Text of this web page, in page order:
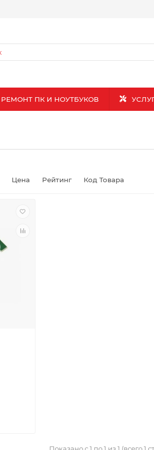
РЕМОНТ ПК И НОУТБУКОВ
Цена Рейтинг Код Товара
Показано с 1 по 1 из 1 (всего 1